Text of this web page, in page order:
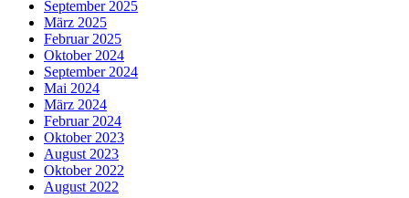
September 2025
März 2025
Februar 2025
Oktober 2024
September 2024
Mai 2024
März 2024
Februar 2024
Oktober 2023
August 2023
Oktober 2022
August 2022